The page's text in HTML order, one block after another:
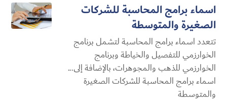
اسماء برامج المحاسبة للشركات
الصغيرة والمتوسطة
تتعدد اسماء برامج المحاسبة لتشمل برنامج
الخوارزمي للتفصيل والخياطة وبرنامج
الخوارزمي للذهب والمجوهرات، بالإضافة إلى...
اسماء برامج المحاسبة للشركات الصغيرة
والمتوسطة